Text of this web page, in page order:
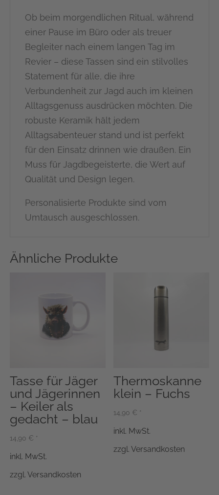
Ob beim morgendlichen Ritual, während
einer Pause im Büro oder als treuer
Begleiter nach einem langen Tag im
Revier – diese Tassen sind ein stilvolles
Statement für alle, die ihre
Verbundenheit zur Jagd auch im kleinen
Alltagsgenuss ausdrücken möchten. Die
robuste Keramik hält jedem
Alltagsabenteuer stand und ist perfekt
für den Einsatz drinnen wie draußen. Ein
Muss für Jagdbegeisterte, die Wert auf
Qualität und Design legen.
Personalisierte Produkte sind vom
Umtausch ausgeschlossen.
Ähnliche Produkte
Tasse für Jäger
und Jägerinnen
– Keiler als
gedacht – blau
14,90 € *
inkl. MwSt.
zzgl. Versandkosten
Thermoskanne
klein – Fuchs
14,90 € *
inkl. MwSt.
zzgl.Versandkosten